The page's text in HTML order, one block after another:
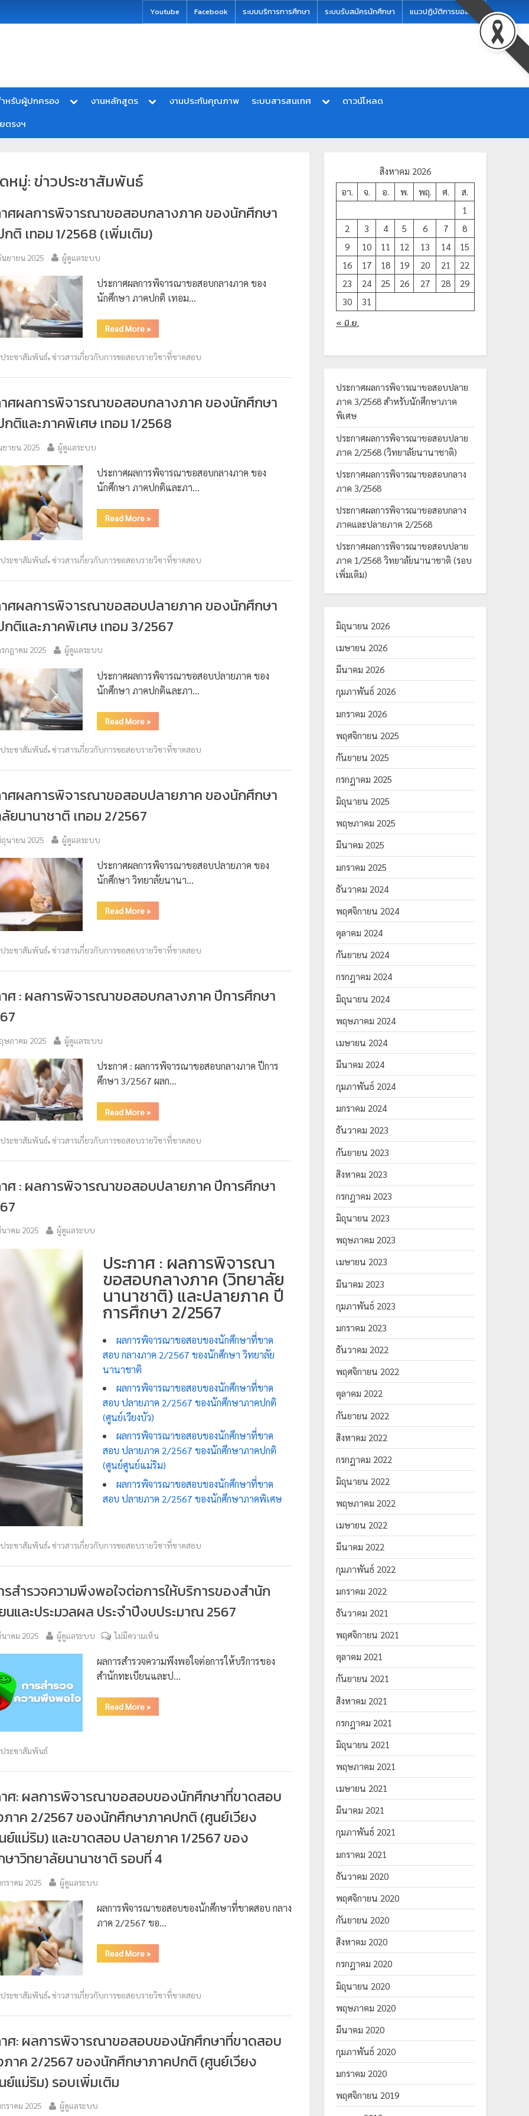
Youtube Facebook ระบบบริการการศึกษา ระบบรับสมัครนักศึกษา แนวปฏิบัติการขอสอบ
หรับผู้ปกครอง งานหลักสูตร งานประกันคุณภาพ ระบบสารสนเทศ
ดาวน์โหลด
ตรงฯ
หมู่:ข่าวประชาสัมพันธ์
าศผลการพิจารณาขอสอบกลางภาค ของนักศึกษา
ติ เทอม 1/2568 (เพิ่มเติม)
นยายน 2025 ผู้ดูแลระบบ
ประกาศผลการพิจารณาขอสอบกลางภาค ของ
นักศึกษา ภาคปกติ เทอม…
Read More»
ระชาสัมพันธ์,ข่าวสารเกี่ยวกับการขอสอบรายวิชาที่ขาดสอบ
าศผลการพิจารณาขอสอบกลางภาค ของนักศึกษา
ติและภาคพิเศษ เทอม 1/2568
ยายน 2025 ผู้ดูแลระบบ
ประกาศผลการพิจารณาขอสอบกลางภาค ของ
นักศึกษา ภาคปกติและภา…
Read More»
ระชาสัมพันธ์,ข่าวสารเกี่ยวกับการขอสอบรายวิชาที่ขาดสอบ
าศผลการพิจารณาขอสอบปลายภาค ของนักศึกษา
ติและภาคพิเศษ เทอม 3/2567
กฎาคม 2025 ผู้ดูแลระบบ
ประกาศผลการพิจารณาขอสอบปลายภาค ของ
นักศึกษา ภาคปกติและภา…
Read More»
ระชาสัมพันธ์,ข่าวสารเกี่ยวกับการขอสอบรายวิชาที่ขาดสอบ
าศผลการพิจารณาขอสอบปลายภาค ของนักศึกษา
ยนานาชาติ เทอม 2/2567
ถุนายน 2025 ผู้ดูแลระบบ
ประกาศผลการพิจารณาขอสอบปลายภาค ของ
นักศึกษา วิทยาลัยนานา…
Read More»
ระชาสัมพันธ์,ข่าวสารเกี่ยวกับการขอสอบรายวิชาที่ขาดสอบ
ศ : ผลการพิจารณาขอสอบกลางภาค ปีการศึกษา
ษภาคม 2025 ผู้ดูแลระบบ
ประกาศ : ผลการพิจารณาขอสอบกลางภาค ปีการ
ศึกษา 3/2567 ผลก…
Read More»
ระชาสัมพันธ์ ,ข่าวสารเกี่ยวกับการขอสอบรายวิชาที่ขาดสอบ
ศ : ผลการพิจารณาขอสอบปลายภาค ปีการศึกษา
าคม 2025 ผู้ดูแลระบบ
ประกาศ : ผลการพิจารณา
ขอสอบกลางภาค (วิทยาลัย
นานาชาติ) และปลายภาค ปี
การศึกษา 2/2567
ผลการพิจารณาขอสอบของนักศึกษาที่ขาด
สอบ กลางภาค 2/2567 ของนักศึกษา วิทยาลัย
นานาชาติ
ผลการพิจารณาขอสอบของนักศึกษาที่ขาด
สอบ ปลายภาค 2/2567 ของนักศึกษาภาคปกติ
(ศูนย์เวียงบัว)
ผลการพิจารณาขอสอบของนักศึกษาที่ขาด
สอบ ปลายภาค 2/2567 ของนักศึกษาภาคปกติ
(ศูนย์ศูนย์แม่ริม)
ผลการพิจารณาขอสอบของนักศึกษาที่ขาด
สอบ ปลายภาค 2/2567 ของนักศึกษาภาคพิเศษ
ระชาสัมพันธ์,ข่าวสารเกี่ยวกับการขอสอบรายวิชาที่ขาดสอบ
สำรวจความพึงพอใจต่อการให้บริการของสำนัก
นและประมวลผล ประจำปีงบประมาณ 2567
าคม 2025 ผู้ดูแลระบบ ไม่มีความเห็น
ผลการสำรวจความพึงพอใจต่อการให้บริการของ
สำนักทะเบียนและป…
Read More»
ระชาสัมพันธ์
าศ: ผลการพิจารณาขอสอบของนักศึกษาที่ขาดสอบ
าค 2/2567 ของนักศึกษาภาคปกติ (ศูนย์เวียง
ย์แม่ริม) และขาดสอบ ปลายภาค 1/2567 ของ
าวิทยาลัยนานาชาติ รอบที่ 4
ราคม 2025 ผู้ดูแลระบบ
ผลการพิจารณาขอสอบของนักศึกษาที่ขาดสอบ กลาง
ภาค 2/2567 ขอ…
Read More»
ระชาสัมพันธ์ ,ข่าวสารเกี่ยวกับการขอสอบรายวิชาที่ขาดสอบ
าศ: ผลการพิจารณาขอสอบของนักศึกษาที่ขาดสอบ
าค 2/2567 ของนักศึกษาภาคปกติ (ศูนย์เวียง
ย์แม่ริม) รอบเพิ่มเติม
ราคม 2025 ผู้ดูแลระบบ
สิงหาคม 2026
อา.
จ. อ. พ. พฤ. ศ.
ส.
1
2
3 4 5 6 7
8
9
10 11 12 13 14
15
16
17 18 19 20 21
22
23
24 25 26 27 28
29
30
31
« มิ.ย.
ประกาศผลการพิจารณาขอสอบปลาย
ภาค 3/2568 สำหรับนักศึกษาภาค
พิเศษ
ประกาศผลการพิจารณาขอสอบปลาย
ภาค 2/2568 (วิทยาลัยนานาชาติ)
ประกาศผลการพิจารณาขอสอบกลาง
ภาค 3/2568
ประกาศผลการพิจารณาขอสอบกลาง
ภาคและปลายภาค 2/2568
ประกาศผลการพิจารณาขอสอบปลาย
ภาค 1/2568 วิทยาลัยนานาชาติ (รอบ
เพิ่มเติม)
มิถุนายน 2026
เมษายน 2026
มีนาคม 2026
กุมภาพันธ์ 2026
มกราคม 2026
พฤศจิกายน 2025
กันยายน 2025
กรกฎาคม 2025
มิถุนายน 2025
พฤษภาคม 2025
มีนาคม 2025
มกราคม 2025
ธันวาคม 2024
พฤศจิกายน 2024
ตุลาคม 2024
กันยายน 2024
กรกฎาคม 2024
มิถุนายน 2024
พฤษภาคม 2024
เมษายน 2024
มีนาคม 2024
กุมภาพันธ์ 2024
มกราคม 2024
ธันวาคม 2023
กันยายน 2023
สิงหาคม 2023
กรกฎาคม 2023
มิถุนายน 2023
พฤษภาคม 2023
เมษายน 2023
มีนาคม 2023
กุมภาพันธ์ 2023
มกราคม 2023
ธันวาคม 2022
พฤศจิกายน 2022
ตุลาคม 2022
กันยายน 2022
สิงหาคม 2022
กรกฎาคม 2022
มิถุนายน 2022
พฤษภาคม 2022
เมษายน 2022
มีนาคม 2022
กุมภาพันธ์ 2022
มกราคม 2022
ธันวาคม 2021
พฤศจิกายน 2021
ตุลาคม 2021
กันยายน 2021
สิงหาคม 2021
กรกฎาคม 2021
มิถุนายน 2021
พฤษภาคม 2021
เมษายน 2021
มีนาคม 2021
กุมภาพันธ์ 2021
มกราคม 2021
ธันวาคม 2020
พฤศจิกายน 2020
กันยายน 2020
สิงหาคม 2020
กรกฎาคม 2020
มิถุนายน 2020
พฤษภาคม 2020
มีนาคม 2020
กุมภาพันธ์ 2020
มกราคม 2020
พฤศจิกายน 2019
modal-check